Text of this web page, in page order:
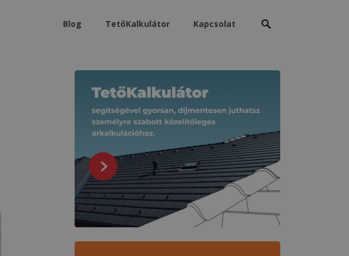
Blog TetőKalkulátor Kapcsolat Keresés: